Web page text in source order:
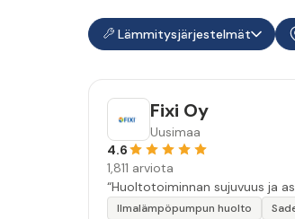
Lämmitysjärjestelmät
Fixi Oy
Uusimaa
4.6
1,811 arviota
“Huoltotoiminnan sujuvuus ja
Ilmalämpöpumpun huolto